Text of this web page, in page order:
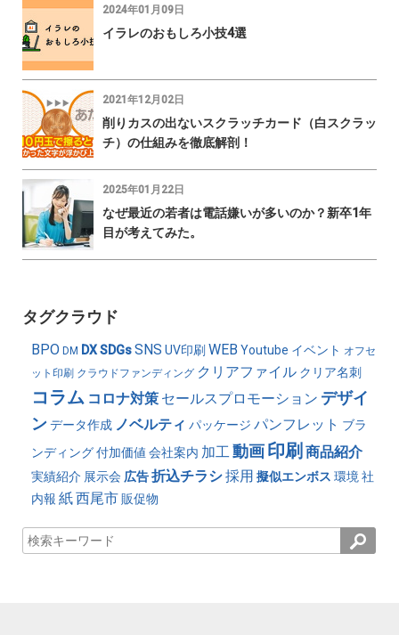
2024年01月09日
イラレのおもしろ小技4選
2021年12月02日
削りカスの出ないスクラッチカード（白スクラッ
チ）の仕組みを徹底解剖！
2025年01月22日
なぜ最近の若者は電話嫌いが多いのか？新卒1年
目が考えてみた。
タグクラウド
BPO DM DXSDGsSNS UV印刷 WEB Youtube イベント オフセ
ット印刷 クラウドファンディング クリアファイル クリア名刺
コラム コロナ対策 セールスプロモーション デザイ
ンデータ作成 ノベルティ パッケージ パンフレット ブラ
ンディング付加価値 会社案内 加工動画印刷 商品紹介
実績紹介 展示会 広告折込チラシ採用 擬似エンボス 環境社
内報 紙西尾市販促物